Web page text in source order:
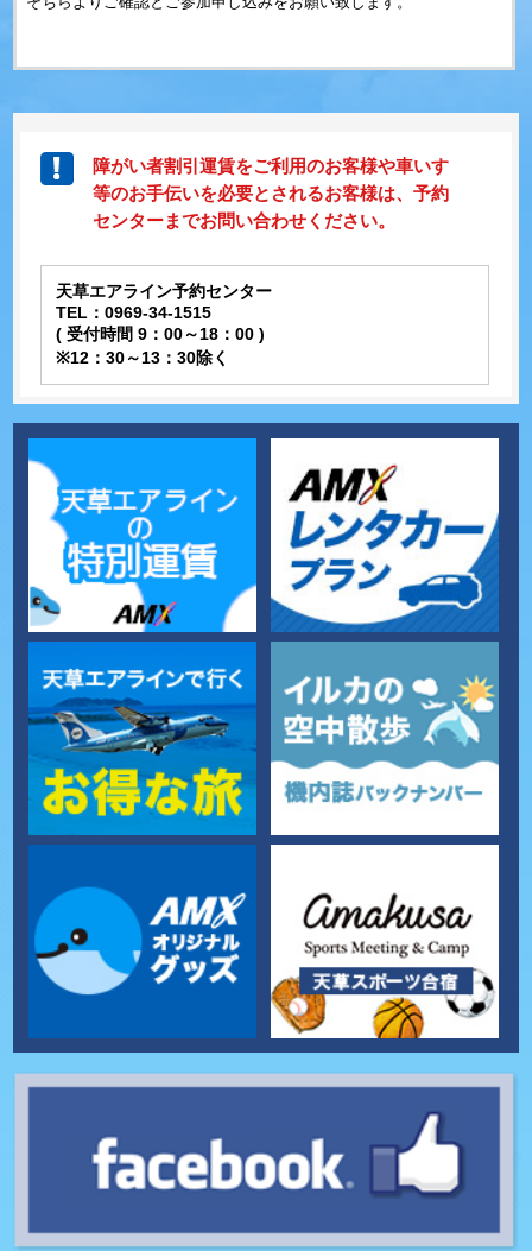
障がい者割引運賃をご利用のお客様や車いす
等のお手伝いを必要とされるお客様は、予約
センターまでお問い合わせください。
天草エアライン予約センター
TEL：0969-34-1515
( 受付時間 9：00～18：00 )
※12：30～13：30除く